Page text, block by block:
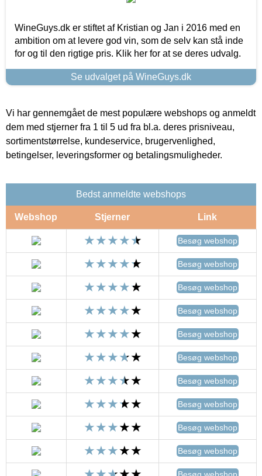
WineGuys.dk er stiftet af Kristian og Jan i 2016 med en
ambition om at levere god vin, som de selv kan stå inde
for og til den rigtige pris. Klik her for at se deres udvalg.
Se udvalget på WineGuys.dk
Vi har gennemgået de mest populære webshops og anmeldt
dem med stjerner fra 1 til 5 ud fra bl.a. deres prisniveau,
sortimentstørrelse, kundeservice, brugervenlighed,
betingelser, leveringsformer og betalingsmuligheder.
Bedst anmeldte webshops
Webshop Stjerner Link
Besøg webshop
Besøg webshop
Besøg webshop
Besøg webshop
Besøg webshop
Besøg webshop
Besøg webshop
Besøg webshop
Besøg webshop
Besøg webshop